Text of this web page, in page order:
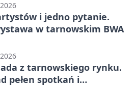
i jedno pytanie.
w tarnowskim BWA
z tarnowskiego rynku.
pełen spotkań i